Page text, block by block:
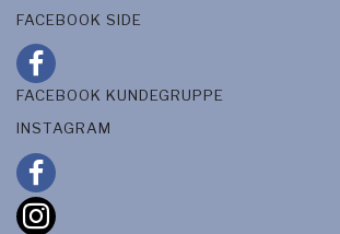
FACEBOOK SIDE
FACEBOOK KUNDEGRUPPE
INSTAGRAM